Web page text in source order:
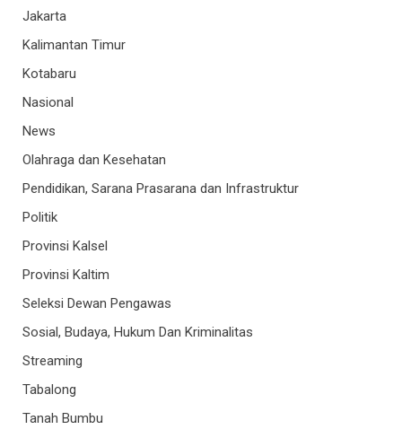
Jakarta
Kalimantan Timur
Kotabaru
Nasional
News
Olahraga dan Kesehatan
Pendidikan, Sarana Prasarana dan Infrastruktur
Politik
Provinsi Kalsel
Provinsi Kaltim
Seleksi Dewan Pengawas
Sosial, Budaya, Hukum Dan Kriminalitas
Streaming
Tabalong
Tanah Bumbu